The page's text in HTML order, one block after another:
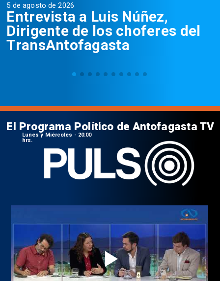
5 de agosto de 2026
Entrevista a Luis Núñez,
Dirigente de los choferes del
TransAntofagasta
El Programa Político de Antofagasta TV
Lunes y Miércoles - 20:00
hrs.